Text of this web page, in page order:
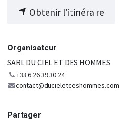
Obtenir l'itinéraire
Organisateur
SARL DU CIEL ET DES HOMMES
+33 6 26 39 30 24
contact@ducieletdeshommes.com
Partager